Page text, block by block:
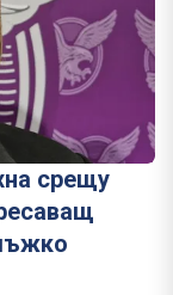
срещу